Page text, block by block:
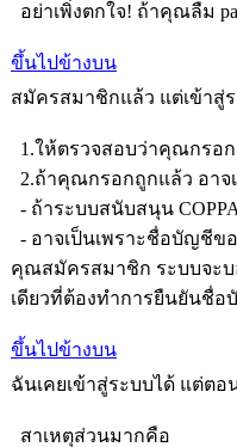
อย่าเพิ่งตกใจ! ถ้าคุณลืม
ขึ้นไปข้างบน
สมัครสมาชิกแล้ว แต่เข้าสู่
1.ให้ตรวจสอบว่าคุณกรอก
2.ถ้าคุณกรอกถูกแล้ว อาจ
- ถ้าระบบสนับสนุน
- อาจเป็นเพราะชื่อบัญชีข
คุณสมัครสมาชิก ระบบจะบ
เดียวที่ต้องทำการยืนยันชื่
ขึ้นไปข้างบน
ฉันเคยเข้าสู่ระบบได้ แต่ตอ
สาเหตุส่วนมากคือ